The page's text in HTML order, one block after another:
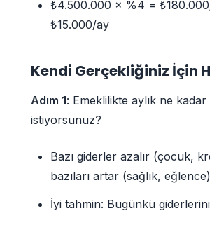
₺4.500.000 × %4 =
₺15.000/ay
Kendi Gerçekliğiniz İçin
Adım 1: Emeklilikte aylık ne
istiyorsunuz?
Bazı giderler azalır (çocuk,
bazıları artar (sağlık, eğlence)
İyi tahmin: Bugünkü